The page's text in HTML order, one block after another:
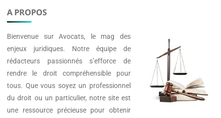
A PROPOS
Bienvenue surAvocats, le mag des
enjeux juridiques. Notre équipe de
rédacteurs passionnés s’efforce de
rendre le droit compréhensible pour
tous. Que vous soyez un professionnel
du droit ou un particulier, notre site est
une ressource précieuse pour obtenir